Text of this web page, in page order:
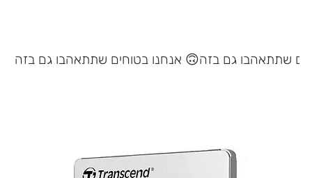
אנחנו בטוחים שתתאהבו גם בזה 🙃